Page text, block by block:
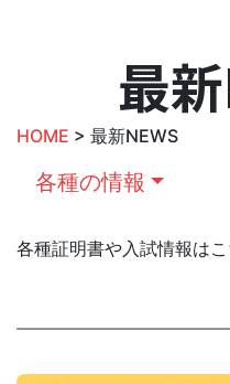
最
HOME > 最新NEWS
各種の情報
各種証明書や入試情報は